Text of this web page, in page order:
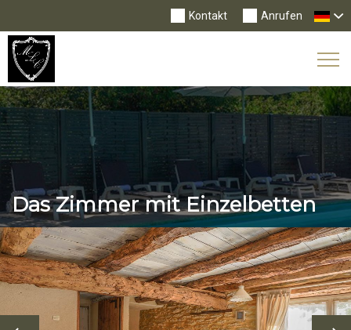
Anrufen
Kontakt
Das Zimmer mit Einzelbetten